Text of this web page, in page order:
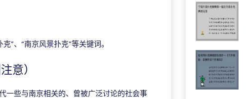
”、“南京风景扑克”等关键词。
意）
一些与南京相关的、曾被广泛讨论的社会事